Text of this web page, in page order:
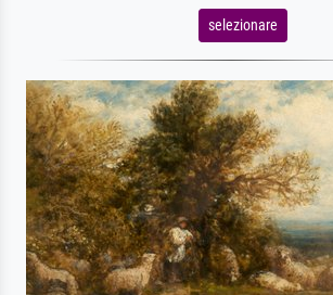
selezionare